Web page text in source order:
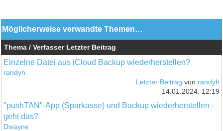
Möglicherweise verwandte Themen…
Thema / Verfasser Letzter Beitrag
Einzelne Datei aus iCloud Backup wiederherstellen?
randyh
Letzter Beitrag von randyh
14.01.2024, 12:19
"pushTAN"-App (Sparkasse) und Backup wiederherstellen -
geht das?
Dwayne